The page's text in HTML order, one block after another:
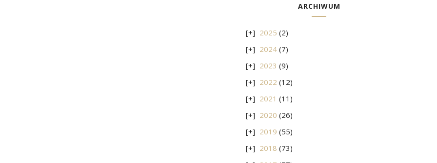
ARCHIWUM
2025 (2)
2024 (7)
2023 (9)
2022 (12)
2021 (11)
2020 (26)
2019 (55)
2018 (73)